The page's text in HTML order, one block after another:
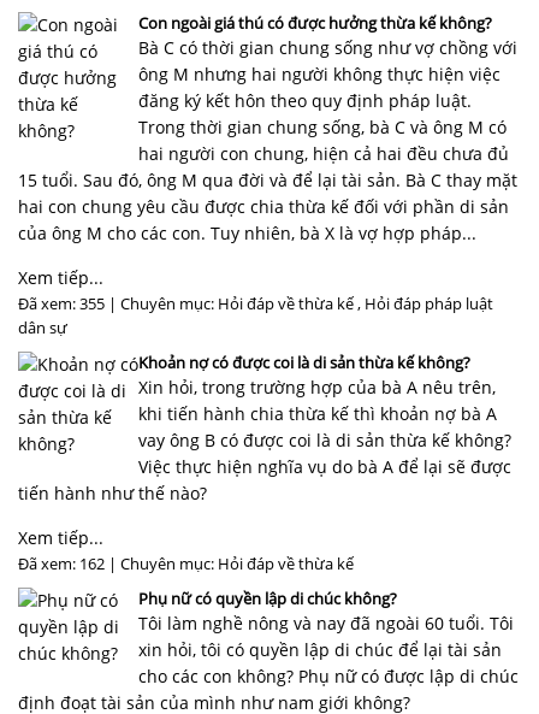
Con ngoài giá thú có được hưởng thừa kế không?
Bà C có thời gian chung sống như vợ chồng với
ông M nhưng hai người không thực hiện việc
đăng ký kết hôn theo quy định pháp luật.
Trong thời gian chung sống, bà C và ông M có
hai người con chung, hiện cả hai đều chưa đủ
15 tuổi. Sau đó, ông M qua đời và để lại tài sản. Bà C thay mặt
hai con chung yêu cầu được chia thừa kế đối với phần di sản
của ông M cho các con. Tuy nhiên, bà X là vợ hợp pháp...
Xem tiếp...
Đã xem: 355 | Chuyên mục: Hỏi đáp về thừa kế , Hỏi đáp pháp luật
dân sự
Khoản nợ có được coi là di sản thừa kế không?
Xin hỏi, trong trường hợp của bà A nêu trên,
khi tiến hành chia thừa kế thì khoản nợ bà A
vay ông B có được coi là di sản thừa kế không?
Việc thực hiện nghĩa vụ do bà A để lại sẽ được
tiến hành như thế nào?
Xem tiếp...
Đã xem: 162 | Chuyên mục: Hỏi đáp về thừa kế
Phụ nữ có quyền lập di chúc không?
Tôi làm nghề nông và nay đã ngoài 60 tuổi. Tôi
xin hỏi, tôi có quyền lập di chúc để lại tài sản
cho các con không? Phụ nữ có được lập di chúc
định đoạt tài sản của mình như nam giới không?